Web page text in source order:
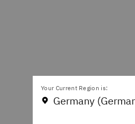
Your Current Region is:
Germany